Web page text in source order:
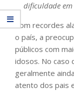
dificuldade em
Com recordes
o país, a
públicos com
idosos. No caso
geralmente
atento dos pais